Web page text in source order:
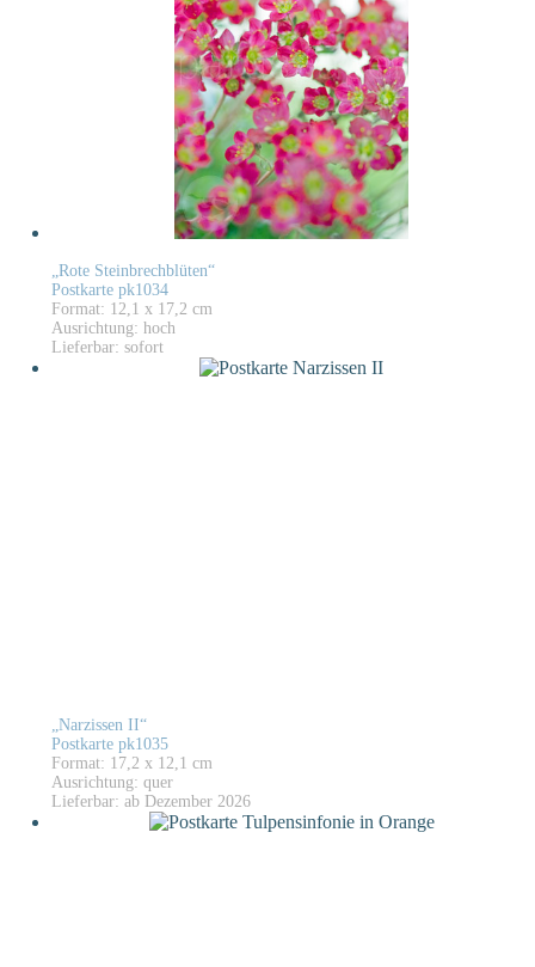
„Rote Steinbrechblüten“
Postkarte pk1034
Format: 12,1 x 17,2 cm
Ausrichtung: hoch
Lieferbar: sofort
„Narzissen II“
Postkarte pk1035
Format: 17,2 x 12,1 cm
Ausrichtung: quer
Lieferbar: ab Dezember 2026